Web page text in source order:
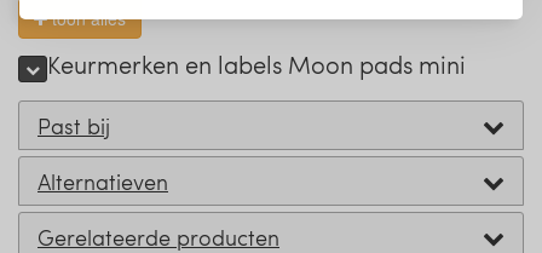
toon alles
Keurmerken en labels Moon pads mini
Past bij
Alternatieven
Gerelateerde producten